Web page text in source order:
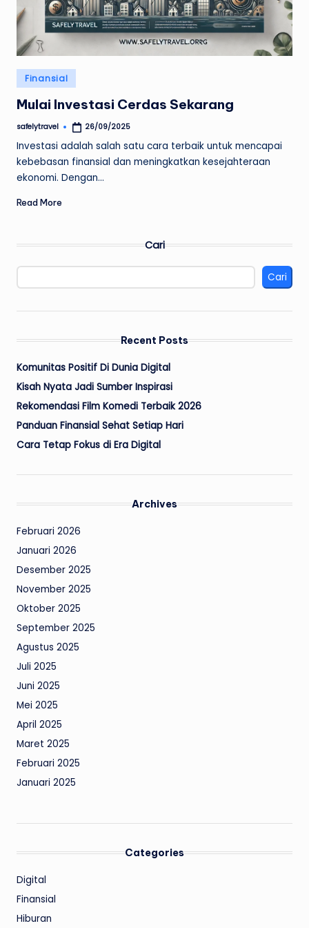
Posted
in
Finansial
Mulai Investasi Cerdas Sekarang
Posted
safelytravel 26/09/2025
Investasi adalah salah satu cara terbaik untuk mencapai
kebebasan finansial dan meningkatkan kesejahteraan
ekonomi. Dengan…
Read More
Cari
Cari
Recent Posts
Komunitas Positif Di Dunia Digital
Kisah Nyata Jadi Sumber Inspirasi
Rekomendasi Film Komedi Terbaik 2026
Panduan Finansial Sehat Setiap Hari
Cara Tetap Fokus di Era Digital
Archives
Februari 2026
Januari 2026
Desember 2025
November 2025
Oktober 2025
September 2025
Agustus 2025
Juli 2025
Juni 2025
Mei 2025
April 2025
Maret 2025
Februari 2025
Januari 2025
Categories
Digital
Finansial
Hiburan